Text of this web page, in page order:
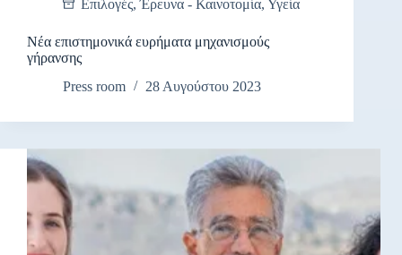
Επιλογές,Έρευνα - Καινοτομία, Υγεία
Νέα επιστημονικά ευρήματα μηχανισμούς
γήρανσης
Press room
28 Αυγούστου 2023